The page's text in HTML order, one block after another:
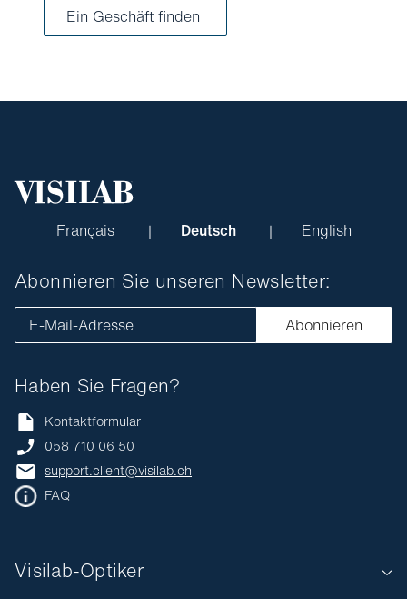
Ein Geschäft finden
Français Deutsch English
Visilab-Optiker
Haben Sie Fragen?
Kontaktformular
058 710 06 50
support.client@visilab.ch
FAQ
Abonnieren Sie unseren Newsletter:
E-Mail-Adresse Abonnieren